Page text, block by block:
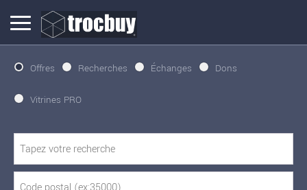
Offres Recherches Échanges Dons
Vitrines PRO